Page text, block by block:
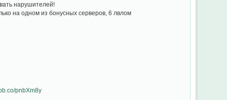
нарушителей!
на одном из бонусных серверов, 6 лвлом
pnbXm8y